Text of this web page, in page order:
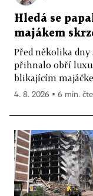
Hledá se
majákem
Před několika dny
přihnalo obří
blikajícím
4. 8. 2026 ▪ 6 min.